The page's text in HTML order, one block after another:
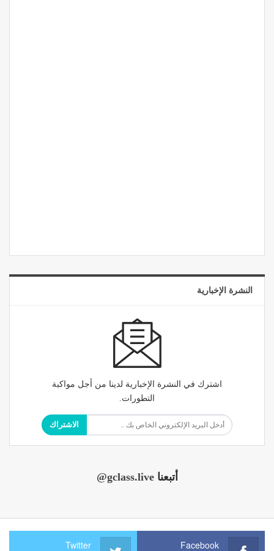
النشرة الإخبارية
اشترك في النشرة الإخبارية لدينا من أجل مواكبة
التطورات.
الاشتراك
أتبعنا@gclass.live
Facebook
Twitter